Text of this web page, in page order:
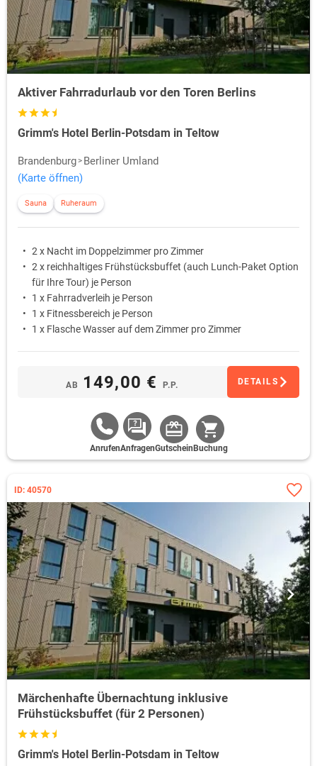
Aktiver Fahrradurlaub vor den Toren Berlins
Grimm's Hotel Berlin-Potsdam in Teltow
Brandenburg
Berliner Umland
(Karte öffnen)
Sauna Ruheraum
2 x Nacht im Doppelzimmer pro Zimmer
2 x reichhaltiges Frühstücksbuffet (auch Lunch-Paket Option
für Ihre Tour) je Person
1 x Fahrradverleih je Person
1 x Fitnessbereich je Person
1 x Flasche Wasser auf dem Zimmer pro Zimmer
AB 149,00 € P.P. DETAILS
AnrufenAnfragenGutschein Buchung
ID: 40570
Märchenhafte Übernachtung inklusive
Frühstücksbuffet (für 2 Personen)
Grimm's Hotel Berlin-Potsdam in Teltow